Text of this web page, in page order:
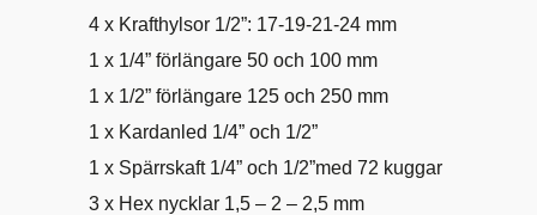
4 x Krafthylsor 1/2”: 17-19-21-24 mm
1 x 1/4” förlängare 50 och 100 mm
1 x 1/2” förlängare 125 och 250 mm
1 x Kardanled 1/4” och 1/2”
1 x Spärrskaft 1/4” och 1/2”med 72 kuggar
3 x Hex nycklar 1,5 – 2 – 2,5 mm